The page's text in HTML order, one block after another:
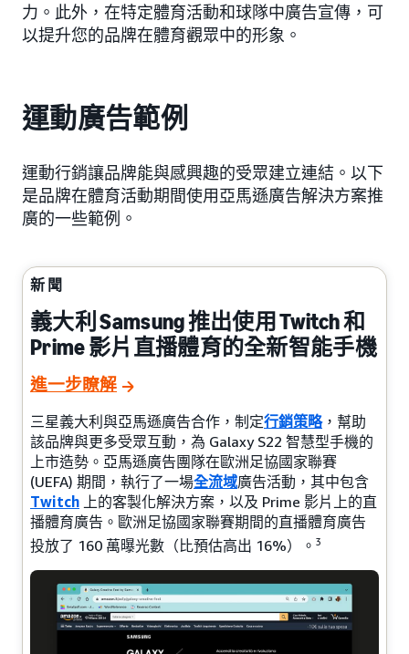
力。此外，在特定體育活動和球隊中廣告宣傳，可
以提升您的品牌在體育觀眾中的形象。
運動廣告範例
運動行銷讓品牌能與感興趣的受眾建立連結。以下
是品牌在體育活動期間使用亞馬遜廣告解決方案推
廣的一些範例。
新聞
義大利 Samsung 推出使用 Twitch 和
Prime 影片直播體育的全新智能手機
進一步瞭解
三星義大利與亞馬遜廣告合作，制定行銷策略，幫助
該品牌與更多受眾互動，為 Galaxy S22 智慧型手機的
上市造勢。亞馬遜廣告團隊在歐洲足協國家聯賽
(UEFA) 期間，執行了一場全流域廣告活動，其中包含
Twitch 上的客製化解決方案，以及 Prime 影片上的直
播體育廣告。歐洲足協國家聯賽期間的直播體育廣告
投放了 160 萬曝光數（比預估高出 16%）。 3